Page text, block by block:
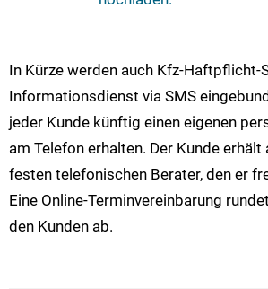
In Kürze werden auch Kfz-Haftpflicht-
Informationsdienst via SMS
jeder Kunde künftig einen eigenen
am Telefon erhalten. Der Kunde erhält
festen telefonischen Berater, den er
Eine Online-Terminvereinbarung
den Kunden ab.